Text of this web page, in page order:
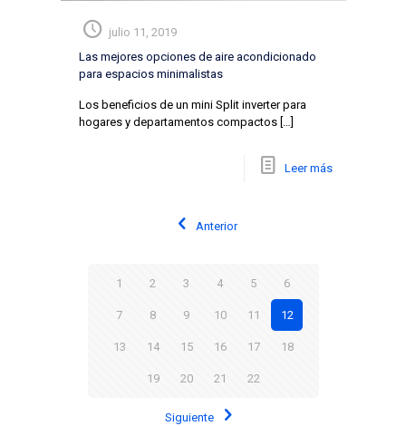
julio 11, 2019
Las mejores opciones de aire acondicionado
para espacios minimalistas
Los beneficios de un mini Split inverter para
hogares y departamentos compactos[…]
Leer más
Anterior
1 2 3 4 5 6
7 8 9 10 11 12
13 14 15 16 17 18
19 20 21 22
Siguiente